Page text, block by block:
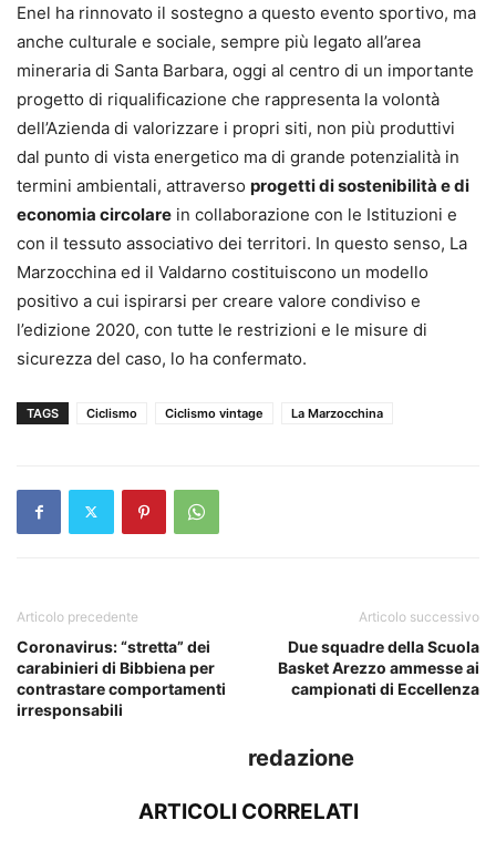
Enel ha rinnovato il sostegno a questo evento sportivo, ma
anche culturale e sociale, sempre più legato all’area
mineraria di Santa Barbara, oggi al centro di un importante
progetto di riqualificazione che rappresenta la volontà
dell’Azienda di valorizzare i propri siti, non più produttivi
dal punto di vista energetico ma di grande potenzialità in
termini ambientali, attraverso progetti di sostenibilità e di
economia circolare in collaborazione con le Istituzioni e
con il tessuto associativo dei territori. In questo senso, La
Marzocchina ed il Valdarno costituiscono un modello
positivo a cui ispirarsi per creare valore condiviso e
l’edizione 2020, con tutte le restrizioni e le misure di
sicurezza del caso, lo ha confermato.
TAGS Ciclismo Ciclismo vintage La Marzocchina
Articolo precedente
Coronavirus: “stretta” dei
carabinieri di Bibbiena per
contrastare comportamenti
irresponsabili
Articolo successivo
Due squadre della Scuola
Basket Arezzo ammesse ai
campionati di Eccellenza
redazione
ARTICOLI CORRELATI